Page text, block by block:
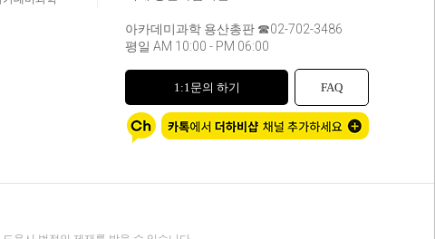
아카데미과학 용산총판 ☎02-702-3486
평일 AM 10:00 - PM 06:00
1:1문의 하기 FAQ